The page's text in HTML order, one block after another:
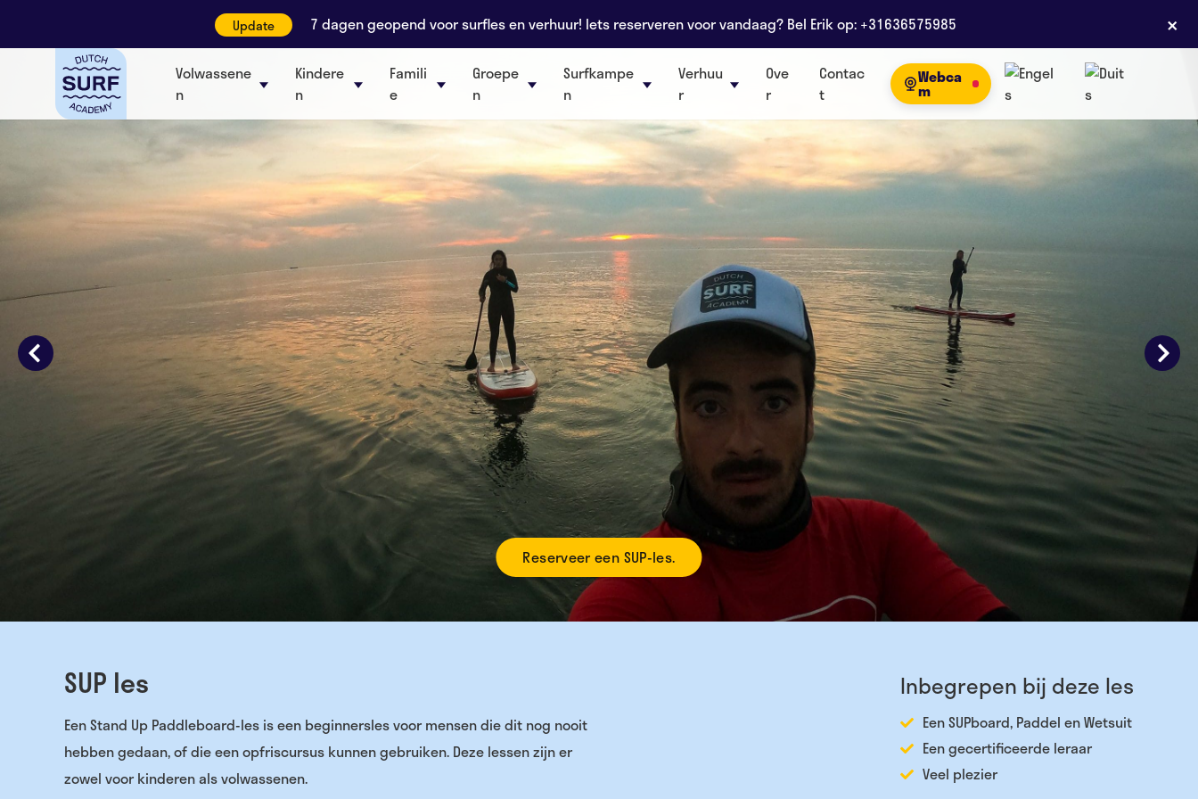
Update 7 dagen geopend voor surfles en verhuur! Iets reserveren voor vandaag? Bel Erik op: +31636575985 ×
Volwassene
n
Kindere
n
Famili
e
Groepe
n
Surfkampe
n
Verhuu
r
Ove
r
Contac
t
Webca
m
Reserveer een SUP-les.
SUP les
Een Stand Up Paddleboard-les is een beginnersles voor mensen die dit nog nooit
hebben gedaan, of die een opfriscursus kunnen gebruiken. Deze lessen zijn er
zowel voor kinderen als volwassenen.
Inbegrepen bij deze les
Een SUPboard, Paddel en Wetsuit
Een gecertificeerde leraar
Veel plezier